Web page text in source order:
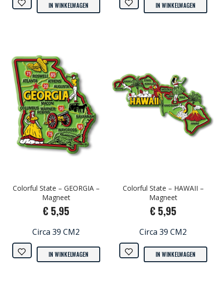
IN WINKELWAGEN IN WINKELWAGEN
Colorful State – GEORGIA –
Magneet
€ 5,95
Circa 39 CM2
IN WINKELWAGEN
Colorful State – HAWAII –
Magneet
€ 5,95
Circa 39 CM2
IN WINKELWAGEN